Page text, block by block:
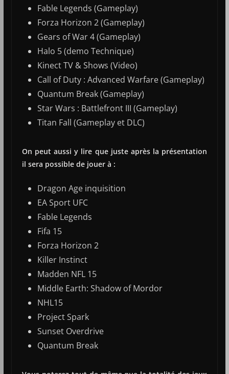
Fable Legends (Gameplay)
Forza Horizon 2 (Gameplay)
Gears of War 4 (Gameplay)
Halo 5 (demo Technique)
Kinect TV & Shows (Video)
Call of Duty : Advanced Warfare (Gameplay)
Quantum Break (Gameplay)
Star Wars : Battlefront III (Gameplay)
Titan Fall (Gameplay et DLC)
On peut aussi y lire que juste après la présentation
il sera possible de jouer à :
Dragon Age inquisition
EA Sport UFC
Fable Legends
Fifa 15
Forza Horizon 2
Killer Instinct
Madden NFL 15
Middle Earth: Shadow of Mordor
NHL15
Project Spark
Sunset Overdrive
Quantum Break